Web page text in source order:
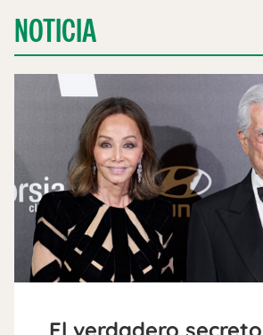
NOTICIA
El verdadero